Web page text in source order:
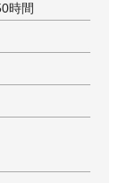
時間